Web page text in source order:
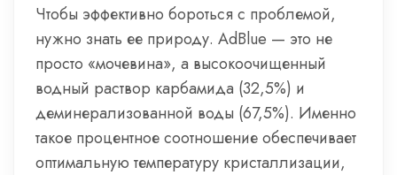
Чтобы эффективно бороться с проблемой,
нужно знать ее природу. AdBlue — это не
просто «мочевина», а высокоочищенный
водный раствор карбамида (32,5%) и
деминерализованной воды (67,5%). Именно
такое процентное соотношение обеспечивает
оптимальную температуру кристаллизации,